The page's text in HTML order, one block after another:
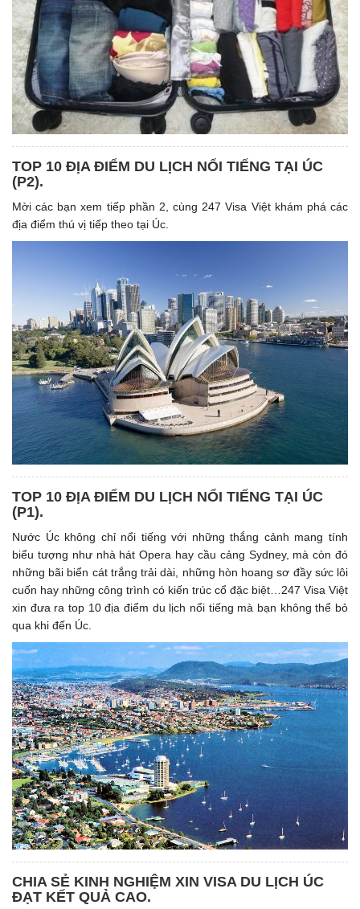
TOP 10 ĐỊA ĐIỂM DU LỊCH NỔI TIẾNG TẠI ÚC
(P2).
Mời các bạn xem tiếp phần 2, cùng 247 Visa Việt khám phá các
địa điểm thú vị tiếp theo tại Úc.
TOP 10 ĐỊA ĐIỂM DU LỊCH NỔI TIẾNG TẠI ÚC
(P1). ​
Nước Úc không chỉ nổi tiếng với những thắng cảnh mang tính
biểu tượng như nhà hát Opera hay cầu cảng Sydney, mà còn đó
những bãi biển cát trắng trải dài, những hòn hoang sơ đầy sức lôi
cuốn hay những công trình có kiến trúc cổ đặc biệt…247 Visa Việt
xin đưa ra top 10 địa điểm du lịch nổi tiếng mà bạn không thể bỏ
qua khi đến Úc.
CHIA SẺ KINH NGHIỆM XIN VISA DU LỊCH ÚC
ĐẠT KẾT QUẢ CAO.